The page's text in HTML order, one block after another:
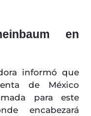
en
informó que
de México
para este
encabezará